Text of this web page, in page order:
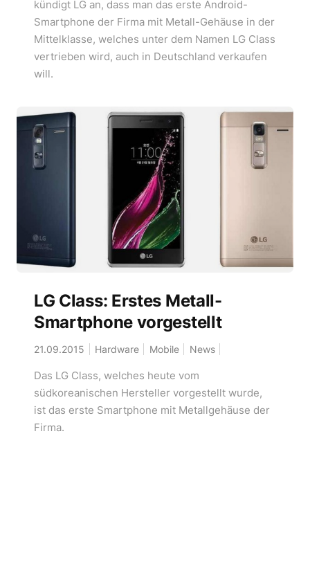
kündigt LG an, dass man das erste Android-
Smartphone der Firma mit Metall-Gehäuse in der
Mittelklasse, welches unter dem Namen LG Class
vertrieben wird, auch in Deutschland verkaufen
will.
LG Class: Erstes Metall-
Smartphone vorgestellt
21.09.2015 Hardware Mobile News
Das LG Class, welches heute vom
südkoreanischen Hersteller vorgestellt wurde,
ist das erste Smartphone mit Metallgehäuse der
Firma.